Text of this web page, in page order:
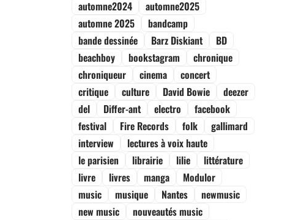
automne2024
automne2025
automne 2025
bandcamp
bande dessinée
Barz Diskiant
BD
beachboy
bookstagram
chronique
chroniqueur
cinema
concert
critique
culture David Bowie
deezer
del
Differ-ant electro
facebook
festival
Fire Records folk
gallimard
interview
lectures à voix haute
le parisien
librairie lilie
littérature
livre
livres manga
Modulor
music
musique Nantes
newmusic
new music
nouveautés music